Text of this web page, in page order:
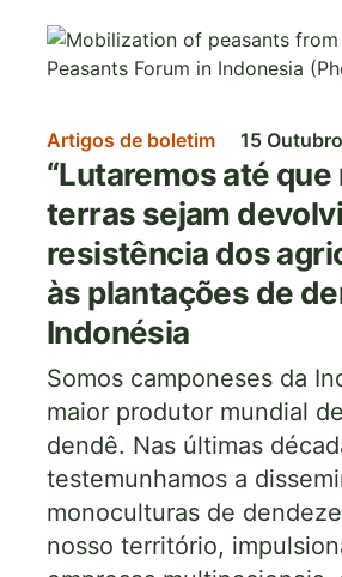
Imagem
Artigos de boletim 15
“Lutaremos até
terras sejam
resistência dos
às plantações de
Indonésia
Somos camponeses da
maior produtor mundial
dendê. Nas últimas
testemunhamos a
monoculturas de
nosso território,